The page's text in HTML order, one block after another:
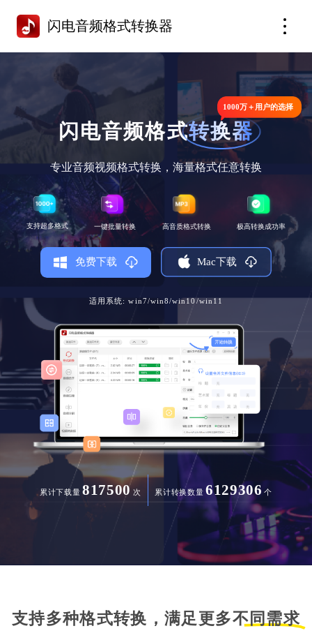
闪电音频格式转换器
闪电音频格式转换器
1000万＋用户的选择
专业音频视频格式转换，海量格式任意转换
支持超多格式 一键批量转换 高音质格式转换 极高转换成功率
免费下载 Mac下载
适用系统: win7/win8/win10/win11
累计下载量 817500 次 累计转换数量 6129306 个
支持多种格式转换，满足更多不同需求